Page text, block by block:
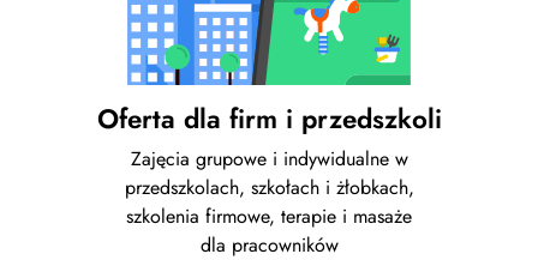
Oferta dla firm i przedszkoli
Zajęcia grupowe i indywidualne w
przedszkolach, szkołach i żłobkach,
szkolenia firmowe, terapie i masaże
dla pracowników